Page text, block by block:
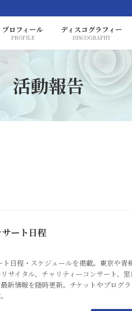
プロフィール
PROFILE
ディスコグラフィー
DISCOGRAPHY
活動報告
サート日程
日程・スケジュールを掲載。東京や青
サイタル、チャリティーコンサート、
新情報を随時更新。チケットやプログラ